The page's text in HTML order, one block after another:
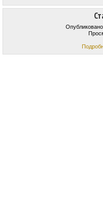
Опубликовано